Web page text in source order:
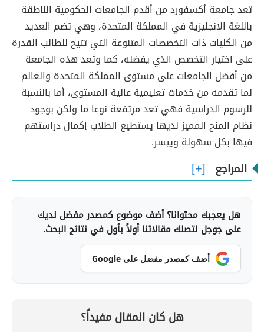
تعد جامعة أكسفورد من أقدم الجامعات الحكومية الناطقة
باللغة الإنجليزية في المملكة المتحدة، وهي تضم العديد
من الكليات ذات التخصصات المتنوعة التي تتيح للطالب القدرة
على اختيار التخصص الذي يفضله، كما وتعد هذه الجامعة
من أفضل الجامعات على مستوى المملكة المتحدة والعالم
لما تقدمه من خدمات تعليمية عالية المستوى، أما بالنسبة
للرسوم الدراسية فهي تعد مرتفعة نوعا ما ولكن بوجود
نظام المنح المميز لديها يستطيع الطلاب إكمال دراستهم
فيها بكل سهولة وييسر.
المراجع
هل يعجبك محتوانا؟ أضف موضوع كمصدر مفضل لديك
على جوجل لتصلك مقالاتنا أولاً بأول في نتائج البحث.
أضف كمصدر مفضل على Google
هل كان المقال مفيداً؟